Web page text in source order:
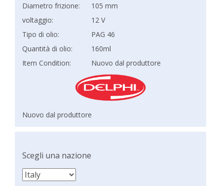
Diametro frizione:
105 mm
voltaggio:
12 V
Tipo di olio:
PAG 46
Quantità di olio:
160ml
Item Condition:
Nuovo dal produttore
Nuovo dal produttore
Scegli una nazione